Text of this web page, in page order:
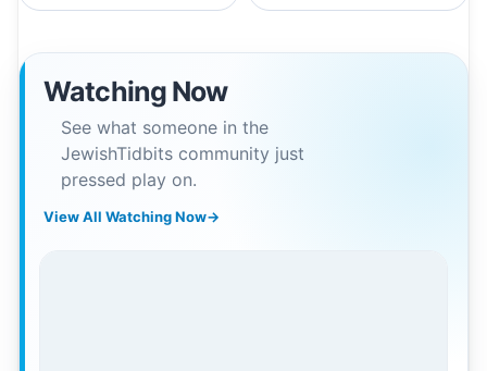
Watching Now
See what someone in the
JewishTidbits community just
pressed play on.
View All Watching Now→